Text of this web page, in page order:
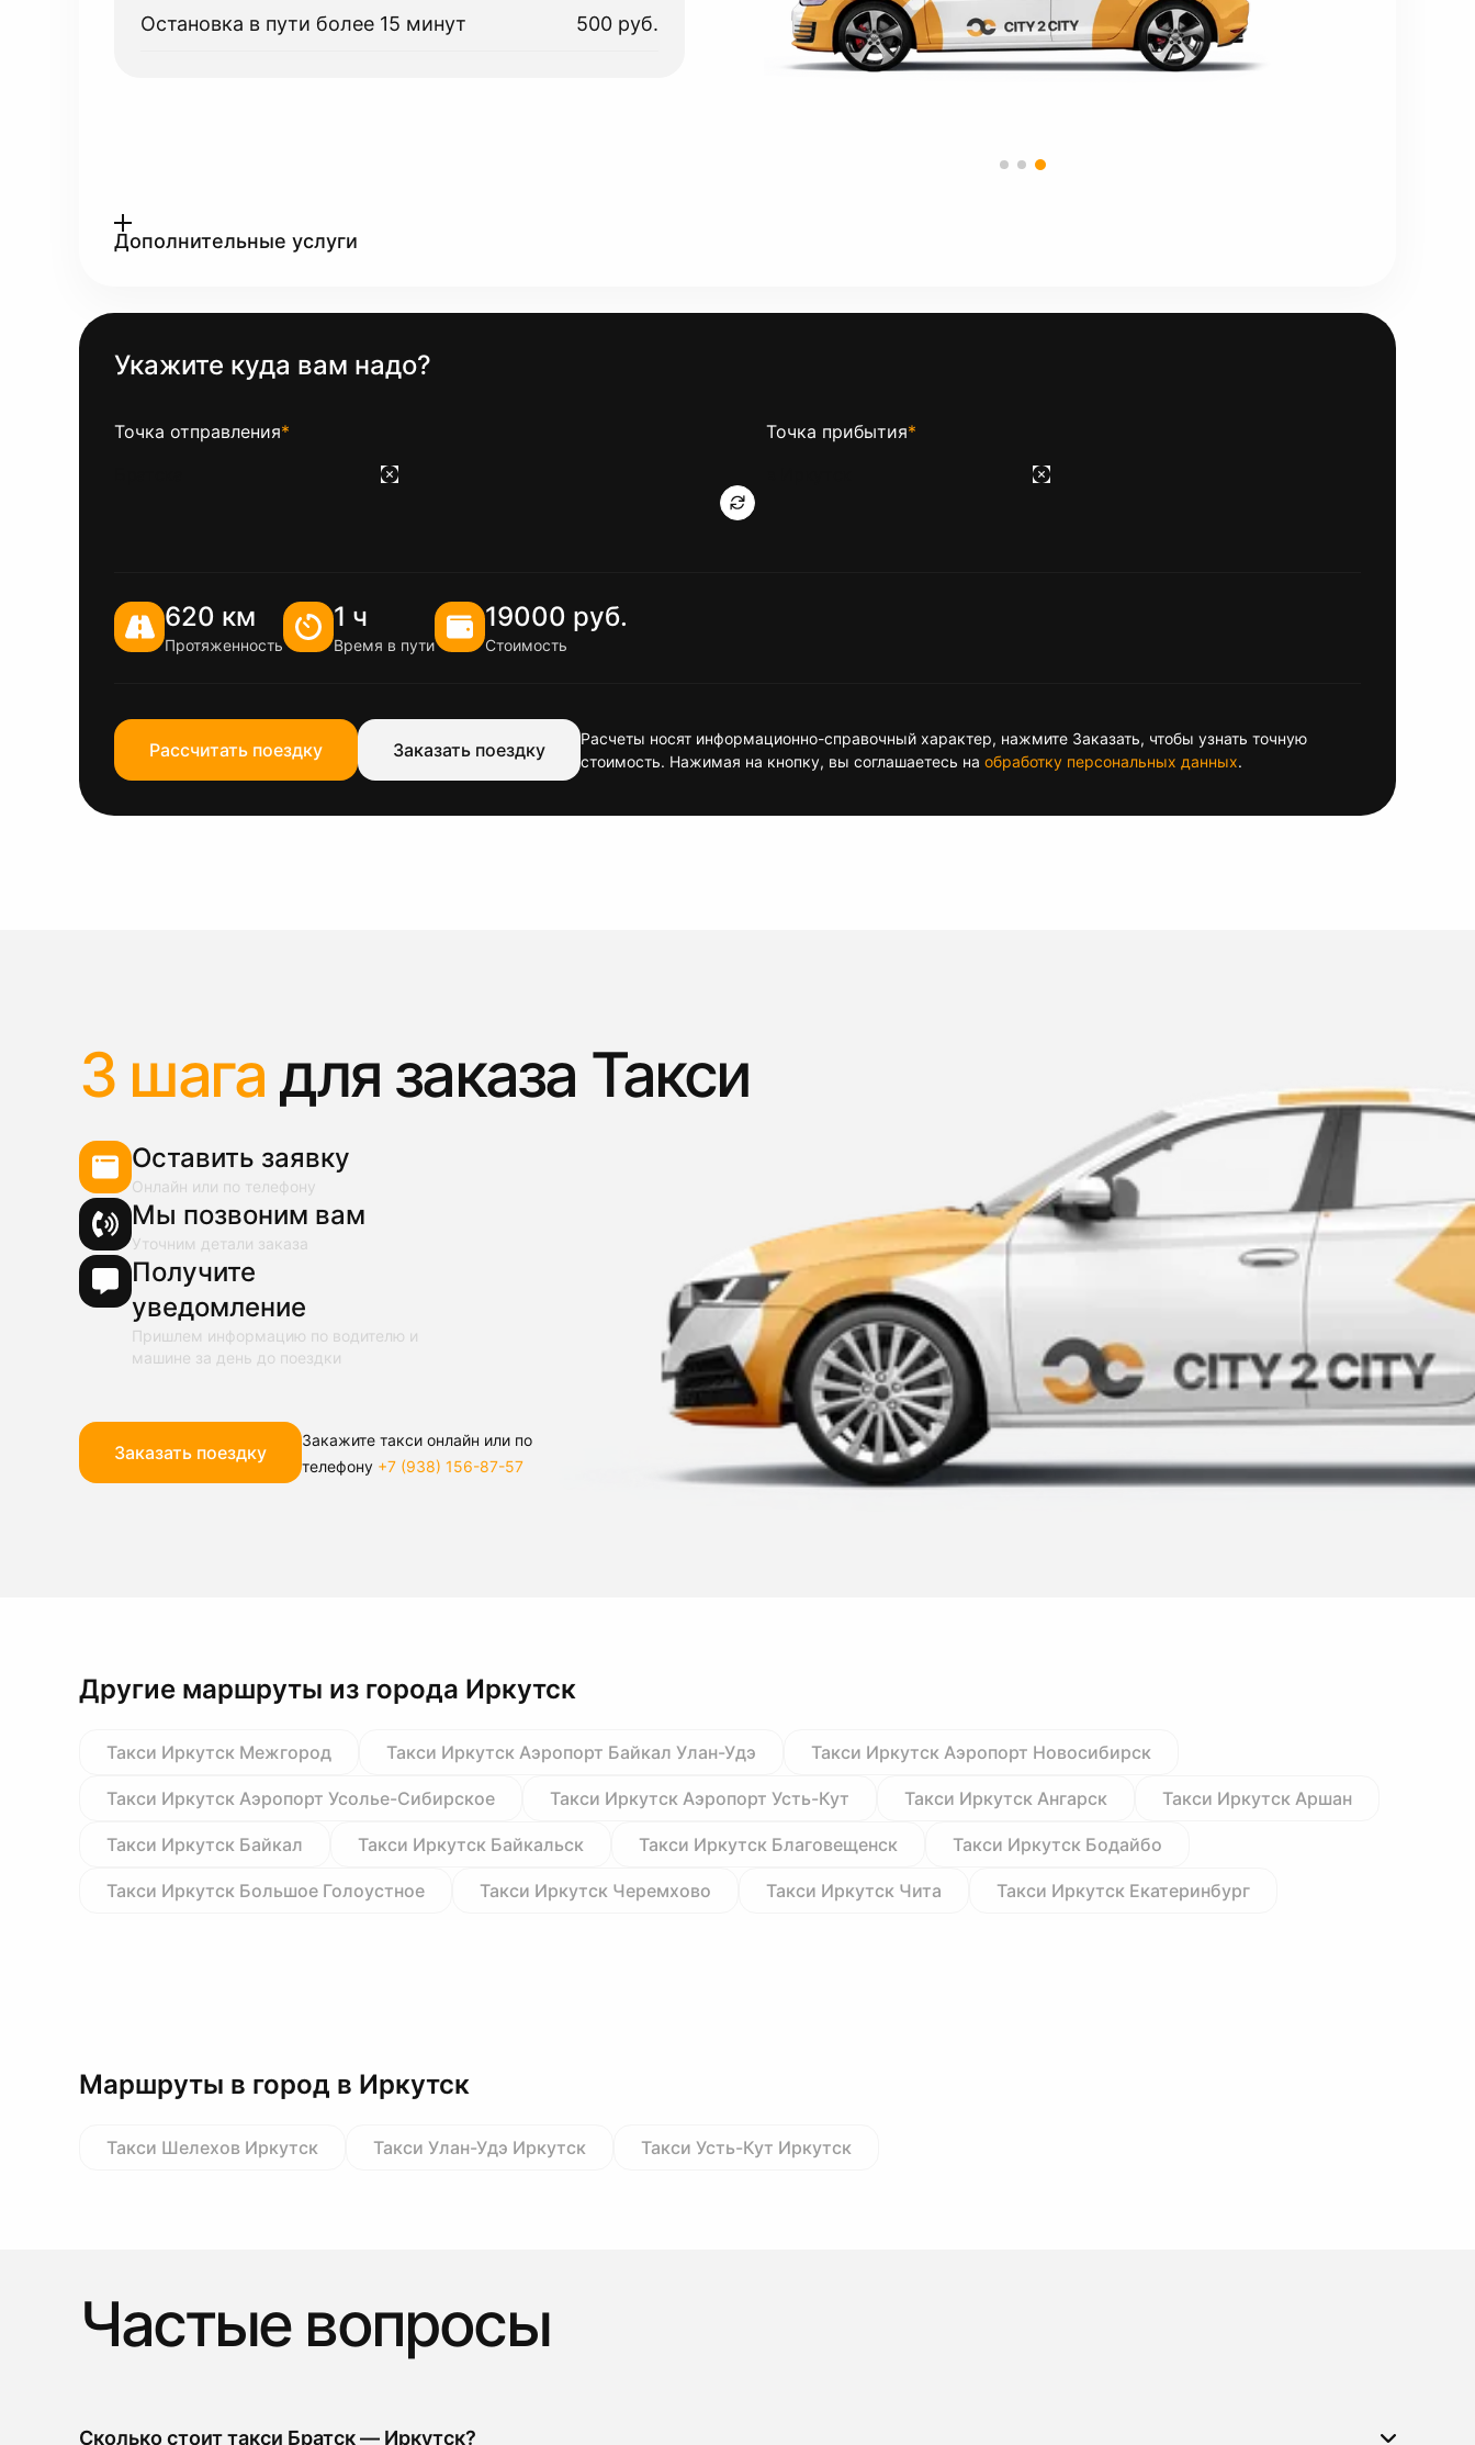
Остановка в пути более 15 минут 500 руб.
Дополнительные услуги
Укажите куда вам надо?
Точка отправления* Точка прибытия*
620 км
Протяженность
1 ч
Время в пути
19000 руб.
Стоимость
Рассчитать поездку Заказать поездку
Расчеты носят информационно-справочный характер, нажмите Заказать, чтобы узнать точную
стоимость. Нажимая на кнопку, вы соглашаетесь на обработку персональных данных.
3 шага для заказа Такси
Оставить заявку
Онлайн или по телефону
Мы позвоним вам
Уточним детали заказа
Получите
уведомление
Пришлем информацию по водителю и
машине за день до поездки
Заказать поездку
Закажите такси онлайн или по
телефону +7 (938) 156-87-57
Другие маршруты из города Иркутск
Такси Иркутск Межгород Такси Иркутск Аэропорт Байкал Улан-Удэ Такси Иркутск Аэропорт Новосибирск
Такси Иркутск Аэропорт Усолье-Сибирское Такси Иркутск Аэропорт Усть-Кут Такси Иркутск Ангарск Такси Иркутск Аршан
Такси Иркутск Байкал Такси Иркутск Байкальск Такси Иркутск Благовещенск Такси Иркутск Бодайбо
Такси Иркутск Большое Голоустное Такси Иркутск Черемхово Такси Иркутск Чита Такси Иркутск Екатеринбург
Маршруты в город в Иркутск
Такси Шелехов Иркутск Такси Улан-Удэ Иркутск Такси Усть-Кут Иркутск
Частые вопросы
Сколько стоит такси Братск — Иркутск?